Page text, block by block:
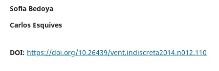
Sofía Bedoya
Carlos Esquives
DOI: https://doi.org/10.26439/vent.indiscreta2014.n012.110